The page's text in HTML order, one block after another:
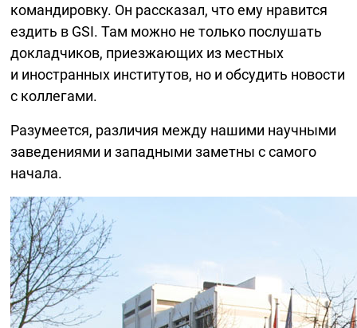
командировку. Он рассказал, что ему нравится
ездить в GSI. Там можно не только послушать
докладчиков, приезжающих из местных
и иностранных институтов, но и обсудить новости
с коллегами.
Разумеется, различия между нашими научными
заведениями и западными заметны с самого
начала.